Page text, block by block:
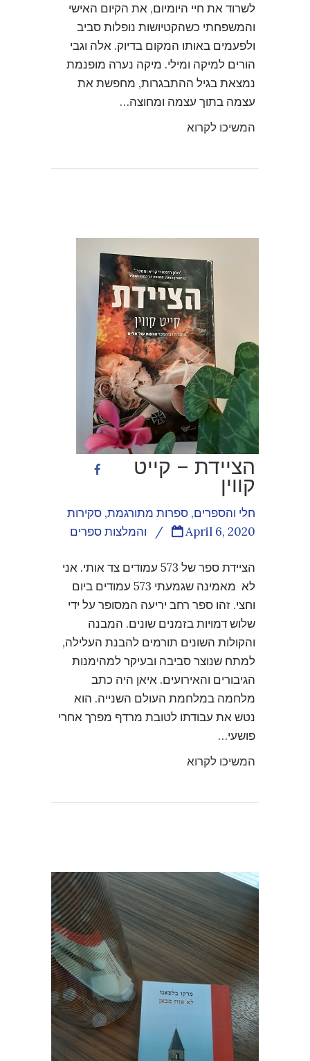
לשרוד את חיי היומיום, את הקיום האישי
והמשפחתי כשהקטיושות נופלות סביב
ולפעמים באותו המקום בדיוק. אלה וגבי
הורים למיקה ומילי. מיקה נערה מופנמת
נמצאת בגיל ההתבגרות, מחפשת את
עצמה בתוך עצמה ומחוצה…
המשיכו לקרוא
הציידת – קייט
קווין
חלי והספרים, ספרות מתורגמת, סקירות
והמלצות ספרים
/ April 6, 2020
הציידת ספר של 573 עמודים צד אותי. אני
לא מאמינה שגמעתי 573 עמודים ביום
וחצי. זהו ספר רחב יריעה המסופר על ידי
שלוש דמויות בזמנים שונים. המבנה
והקולות השונים תורמים להבנת העלילה,
למתח שנוצר סביבה ובעיקר למהימנות
הגיבורים והאירועים. איאן היה כתב
מלחמה במלחמת העולם השנייה. הוא
נטש את עבודתו לטובת מרדף מפרך אחרי
פושעי…
המשיכו לקרוא